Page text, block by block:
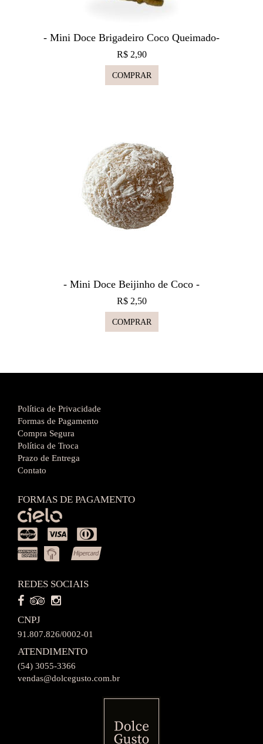
- Mini Doce Brigadeiro Coco Queimado-
R$ 2,90
COMPRAR
- Mini Doce Beijinho de Coco -
R$ 2,50
COMPRAR
Política de Privacidade
Formas de Pagamento
Compra Segura
Política de Troca
Prazo de Entrega
Contato
FORMAS DE PAGAMENTO
REDES SOCIAIS
CNPJ
91.807.826/0002-01
ATENDIMENTO
(54) 3055-3366
vendas@dolcegusto.com.br